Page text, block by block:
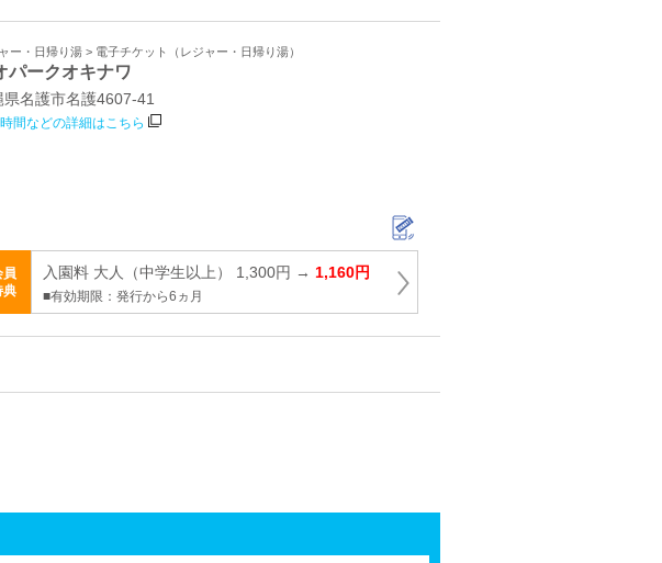
ー・日帰り湯 > 電子チケット（レジャー・日帰り湯）
パークオキナワ
県名護市名護4607‐41
間などの詳細はこちら
員
典
入園料 大人（中学生以上） 1,300円 → 1,160円
■有効期限：発行から6ヵ月